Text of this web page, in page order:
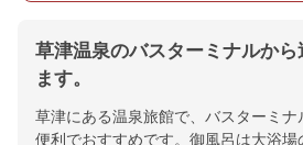
草津温泉のバスターミナルから
ます。
草津にある温泉旅館で、バスターミナ
便利でおすすめです。御風呂は大浴場